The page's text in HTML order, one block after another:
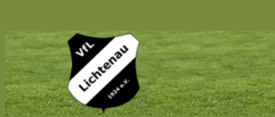
Springe
zum
Inhalt